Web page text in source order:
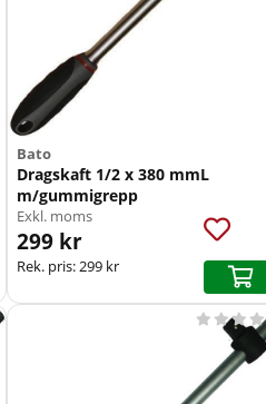
Bato
Dragskaft 1/2 x 380 mmL
m/gummigrepp
Exkl. moms
299 kr
Rek. pris:299 kr
  